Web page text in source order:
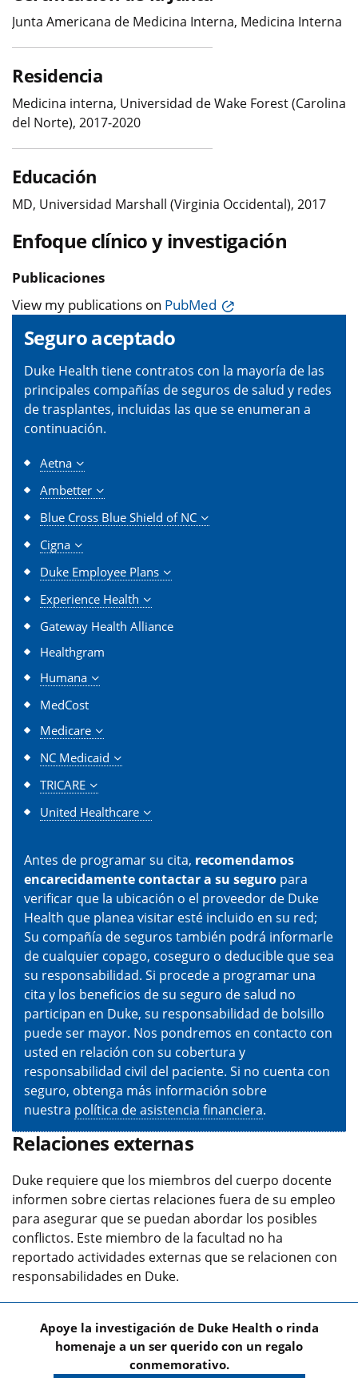
Junta Americana de Medicina Interna, Medicina Interna
Residencia
Medicina interna, Universidad de Wake Forest (Carolina
del Norte), 2017-2020
Educación
MD, Universidad Marshall (Virginia Occidental), 2017
Enfoque clínico y investigación
Publicaciones
View my publications on PubMed
Seguro aceptado
Duke Health tiene contratos con la mayoría de las
principales compañías de seguros de salud y redes
de trasplantes, incluidas las que se enumeran a
continuación.
Aetna
Ambetter
Blue Cross Blue Shield of NC
Cigna
Duke Employee Plans
Experience Health
Gateway Health Alliance
Healthgram
Humana
MedCost
Medicare
NC Medicaid
TRICARE
United Healthcare
Antes de programar su cita, recomendamos
encarecidamente contactar a su seguro para
verificar que la ubicación o el proveedor de Duke
Health que planea visitar esté incluido en su red;
Su compañía de seguros también podrá informarle
de cualquier copago, coseguro o deducible que sea
su responsabilidad. Si procede a programar una
cita y los beneficios de su seguro de salud no
participan en Duke, su responsabilidad de bolsillo
puede ser mayor. Nos pondremos en contacto con
usted en relación con su cobertura y
responsabilidad civil del paciente. Si no cuenta con
seguro, obtenga más información sobre
nuestra política de asistencia financiera.
Relaciones externas
Duke requiere que los miembros del cuerpo docente
informen sobre ciertas relaciones fuera de su empleo
para asegurar que se puedan abordar los posibles
conflictos. Este miembro de la facultad no ha
reportado actividades externas que se relacionen con
responsabilidades en Duke.
Apoye la investigación de Duke Health o rinda
homenaje a un ser querido con un regalo
conmemorativo.